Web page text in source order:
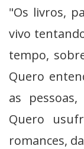
"Os livros,
vivo
tempo,
Quero
as
Quero
romances,